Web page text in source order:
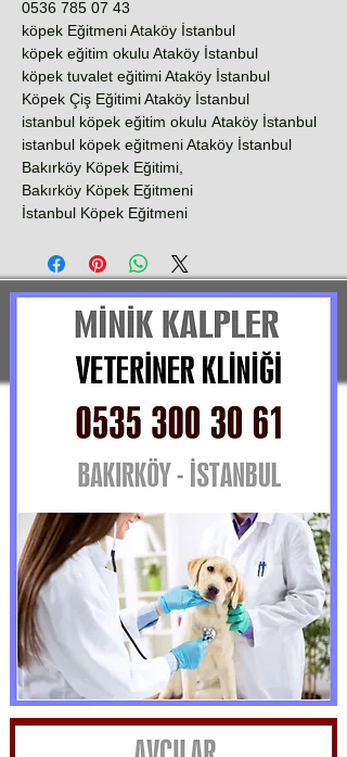
0536 785 07 43
köpek Eğitmeni Ataköy İstanbul
köpek eğitim okulu Ataköy İstanbul
köpek tuvalet eğitimi Ataköy İstanbul
Köpek Çiş Eğitimi Ataköy İstanbul
istanbul köpek eğitim okulu Ataköy İstanbul
istanbul köpek eğitmeni Ataköy İstanbul
Bakırköy Köpek Eğitimi,
Bakırköy Köpek Eğitmeni
İstanbul Köpek Eğitmeni